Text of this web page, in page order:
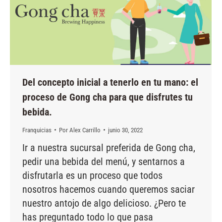
Del concepto inicial a tenerlo en tu mano: el
proceso de Gong cha para que disfrutes tu
bebida.
Franquicias Por Alex Carrillo junio 30, 2022
Ir a nuestra sucursal preferida de Gong cha,
pedir una bebida del menú, y sentarnos a
disfrutarla es un proceso que todos
nosotros hacemos cuando queremos saciar
nuestro antojo de algo delicioso. ¿Pero te
has preguntado todo lo que pasa